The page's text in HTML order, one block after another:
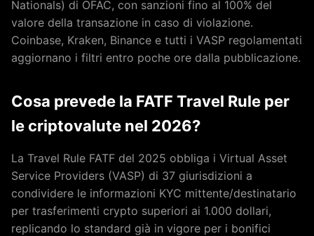
Nationals) di OFAC, con sanzioni fino al 100% del
valore della transazione in caso di violazione.
Coinbase, Kraken, Binance e tutti i VASP regolamentati
aggiornano i filtri entro poche ore dalla pubblicazione.
Cosa prevede la FATF Travel Rule per
le criptovalute nel 2026?
La Travel Rule FATF del 2025 obbliga i Virtual Asset
Service Providers (VASP) di 37 giurisdizioni a
condividere le informazioni KYC mittente/destinatario
per trasferimenti crypto superiori ai 1.000 dollari,
replicando lo standard già in vigore per i bonifici